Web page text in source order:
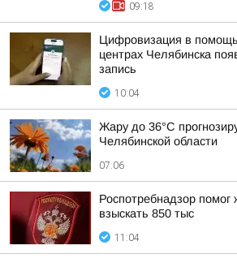
09:18
Цифровизация в
центрах Челябинска
запись
10:04
Жару до 36°С
Челябинской области
07:06
Роспотребнадзор
взыскать 850 тыс
11:04